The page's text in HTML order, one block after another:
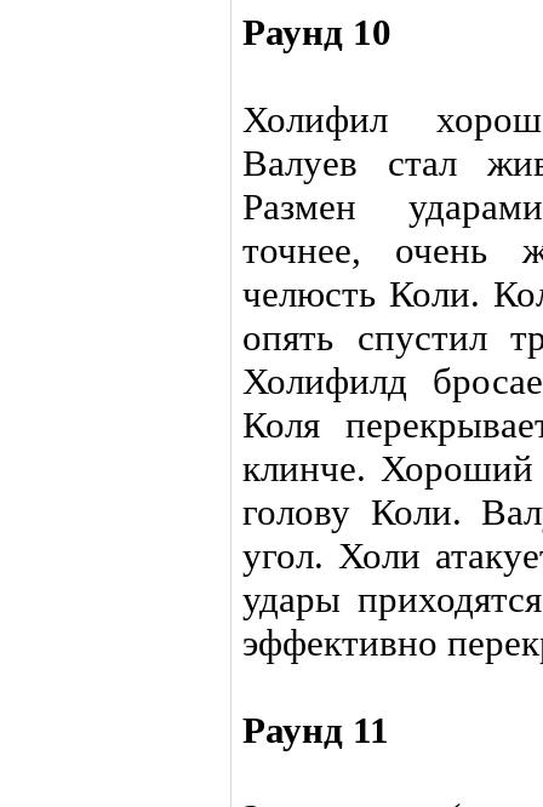
Раунд 10
Холифил
Валуев стал
Размен
точнее, очень
челюсть Коли.
опять спустил
Холифилд
Коля
клинче.
голову Коли.
угол. Холи
удары
эффективно
Раунд 11